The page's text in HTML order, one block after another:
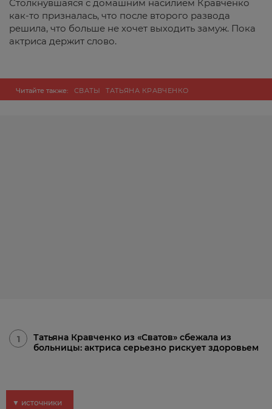
Столкнувшаяся с домашним насилием Кравченко
как-то призналась, что после второго развода
решила, что больше не хочет выходить замуж. Пока
актриса держит слово.
Читайте также: СВАТЫ ТАТЬЯНА КРАВЧЕНКО
1
Татьяна Кравченко из «Сватов» сбежала из
больницы: актриса серьезно рискует здоровьем
▼ источники